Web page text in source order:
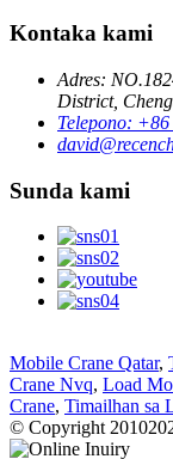
Kontaka kami
Adres:
District,
Telepono:
Sunda kami
Mobile Crane Qatar,
Crane Nvq, Load
Crane, Timailhan sa
© Copyright